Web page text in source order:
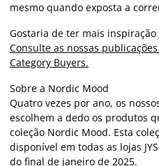
mesmo quando exposta a
Gostaria de ter mais
Consulte as nossas
Category Buyers.
Sobre a Nordic Mood
Quatro vezes por ano, os
escolhem a dedo os produtos
coleção Nordic Mood. Esta
disponível em todas as lojas
do final de janeiro de 2025.